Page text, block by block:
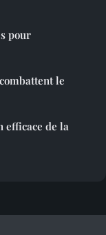
pour
le
efficace de la